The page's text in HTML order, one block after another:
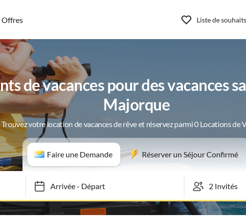
Offres Liste de souhaits
de vacances pour des vacances
Majorque
Trouvez votre location de vacances de rêve et réservez parmi 0 Locations de
Faire une Demande Réserver un Séjour Confirmé
Arrivée-Départ